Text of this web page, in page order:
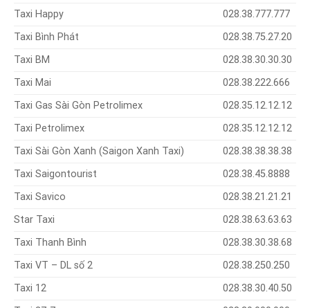
Taxi Happy
028.38.777.777
Taxi Bình Phát
028.38.75.27.20
Taxi BM
028.38.30.30.30
Taxi Mai
028.38.222.666
Taxi Gas Sài Gòn Petrolimex
028.35.12.12.12
Taxi Petrolimex
028.35.12.12.12
Taxi Sài Gòn Xanh (Saigon Xanh Taxi)
028.38.38.38.38
Taxi Saigontourist
028.38.45.8888
Taxi Savico
028.38.21.21.21
Star Taxi
028.38.63.63.63
Taxi Thanh Bình
028.38.30.38.68
Taxi VT – DL số 2
028.38.250.250
Taxi 12
028.38.30.40.50